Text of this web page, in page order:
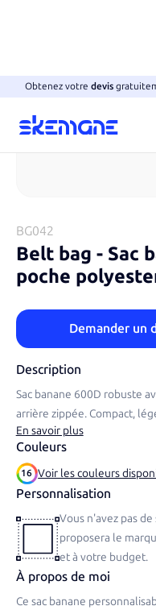
Obtenez votre devis
BG042
Belt bag - Sac
poche
Demander un
Description
Sac banane 600D robuste
arrière zippée. Compact,
En savoir plus
Couleurs
16 Voir les couleurs
Personnalisation
Vous n'avez pas
proposera le
et à votre budget.
À propos de moi
Ce sac banane